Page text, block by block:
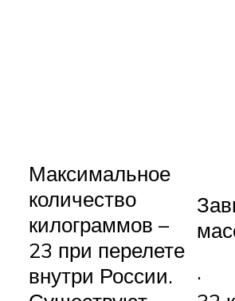
Максимальное
количество
килограммов –
23 при перелете
внутри России.
·